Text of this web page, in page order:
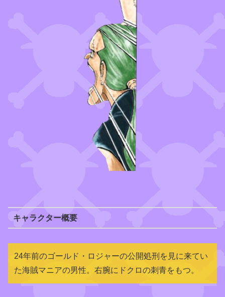
キャラクター概要
24年前のゴールド・ロジャーの公開処刑を見に来てい
た海賊マニアの男性。右腕にドクロの刺青をもつ。